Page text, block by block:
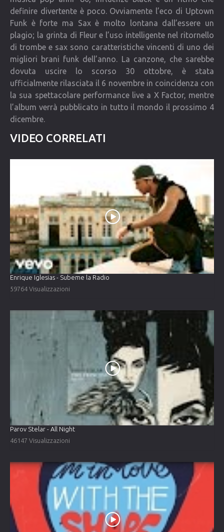
definire divertente è poco. Ovviamente l’eco di Uptown
Funk è forte ma Sax è molto lontana dall’essere un
plagio; la grinta di Fleur e l’uso intelligente nel ritornello
di trombe e sax sono caratteristiche vincenti di uno dei
migliori brani funk dell’anno. La canzone, che sarebbe
dovuta uscire lo scorso 30 ottobre, è stata
ufficialmente rilasciata il 6 novembre in coincidenza con
la sua spettacolare performance live a X Factor, mentre
l’album verrà pubblicato in tutto il mondo il prossimo 4
dicembre.
VIDEO CORRELATI
Enrique Iglesias - Subeme la Radio
59764 Visualizzazioni
Parov Stelar - All Night
46147 Visualizzazioni